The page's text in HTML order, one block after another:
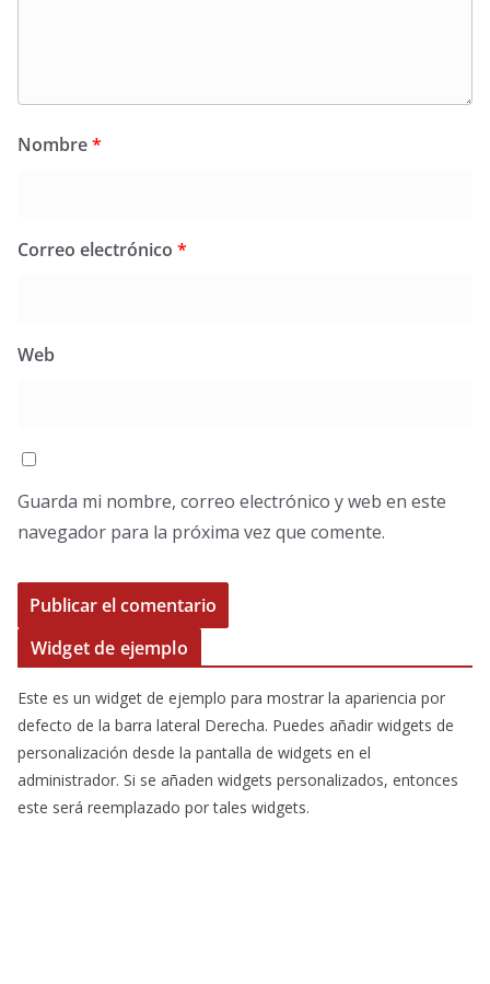
Nombre*
Correo electrónico *
Web
Guarda mi nombre, correo electrónico y web en este
navegador para la próxima vez que comente.
Widget de ejemplo
Este es un widget de ejemplo para mostrar la apariencia por
defecto de la barra lateral Derecha. Puedes añadir widgets de
personalización desde la pantalla de widgets en el
administrador. Si se añaden widgets personalizados, entonces
este será reemplazado por tales widgets.